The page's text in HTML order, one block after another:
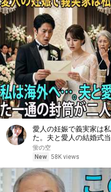
愛人の妊娠で義実家は
た。夫と愛人の結婚式
てを終わらせた――| 感
蛍の空
New 58K views